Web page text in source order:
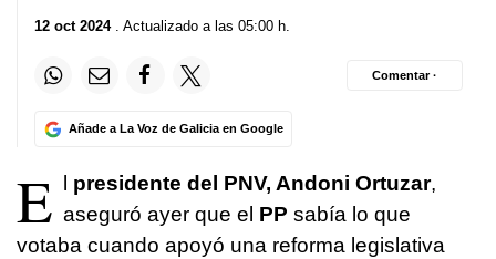
12 oct 2024. Actualizado a las 05:00 h.
Añade a La Voz de Galicia en Google
Comentar ·
E presidente del PNV, Andoni Ortuzar,
aseguró ayer que el PP sabía lo que
votaba cuando apoyó una reforma legislativa